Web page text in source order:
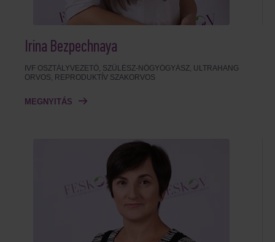
Irina Bezpechnaya
IVF OSZTÁLYVEZETŐ, SZÜLÉSZ-NŐGYÓGYÁSZ, ULTRAHANG
ORVOS, REPRODUKTÍV SZAKORVOS
MEGNYITÁS